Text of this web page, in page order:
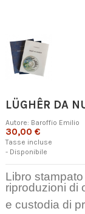
LÜGHÊR DA
Autore: Baroffio Emilio
30,00 €
Tasse incluse
- Disponibile
Libro
riproduzioni di
e custodia di